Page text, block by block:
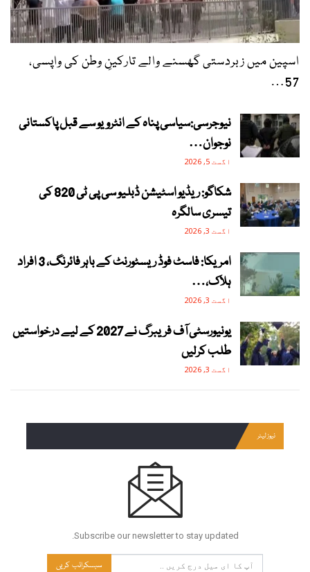
اسپین میں زبردستی گھسنے والے تارکینِ وطن کی واپسی،
57…
نیوجرسی:سیاسی پناہ کے انٹرویو سے قبل پاکستانی
نوجوان…
اگست 5, 2026
شکاگو: ریڈیو اسٹیشن ڈبلیو سی پی ٹی 820 کی
تیسری سالگرہ
اگست 3, 2026
امریکا: فاسٹ فوڈ ریسٹورنٹ کے باہر فائرنگ، 3 افراد
ہلاک،…
اگست 3, 2026
یونیورسٹی آف فریبرگ نے 2027 کے لیے درخواستیں
طلب کرلیں
اگست 3, 2026
نیوز لیٹر
Subscribe our newsletter to stay updated.
سبسکرائب کریں